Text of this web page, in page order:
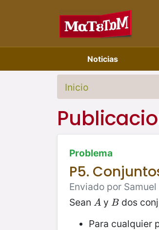
Noticias
Inicio
Problema
P5.
Enviado por
Sean A
A y B
Bdos
Para cualquier